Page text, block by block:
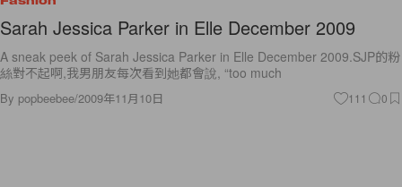
Sarah Jessica Parker in Elle December 2009
A sneak peek of Sarah Jessica Parker in Elle December 2009.SJP的粉
絲對不起啊,我男朋友每次看到她都會說, “too much
By popbeebee/2009年11月10日 111 0